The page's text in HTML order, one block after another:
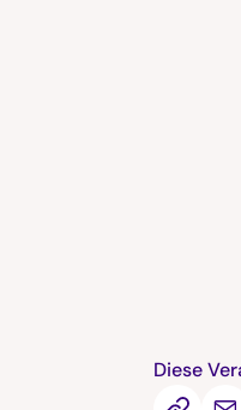
Diese